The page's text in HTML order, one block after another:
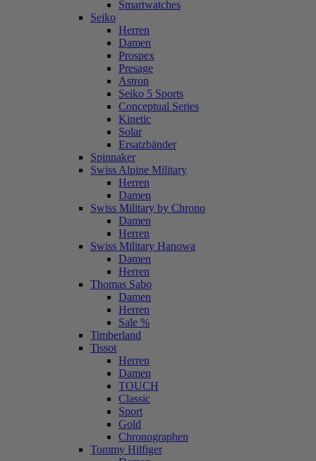
Smartwatches
Seiko
Herren
Damen
Prospex
Presage
Astron
Seiko 5 Sports
Conceptual Series
Kinetic
Solar
Ersatzbänder
Spinnaker
Swiss Alpine Military
Herren
Damen
Swiss Military by Chrono
Damen
Herren
Swiss Military Hanowa
Damen
Herren
Thomas Sabo
Damen
Herren
Sale %
Timberland
Tissot
Herren
Damen
TOUCH
Classic
Sport
Gold
Chronographen
Tommy Hilfiger